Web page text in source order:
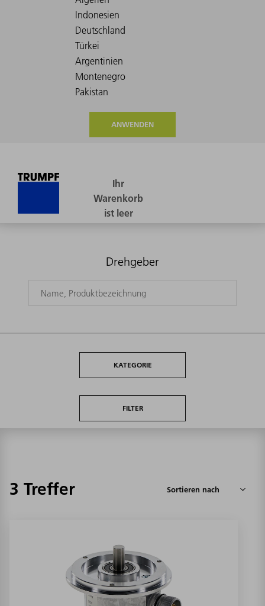
ANWENDEN
Drehgeber
KATEGORIE
FILTER
3 Treffer